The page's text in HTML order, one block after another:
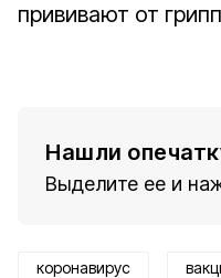
прививают от
Нашли
Выделите ее и
коронавирус